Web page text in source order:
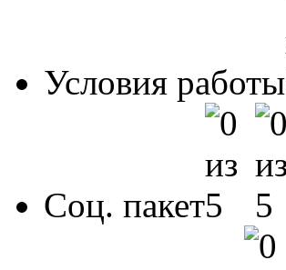
Условия работы
Соц. пакет